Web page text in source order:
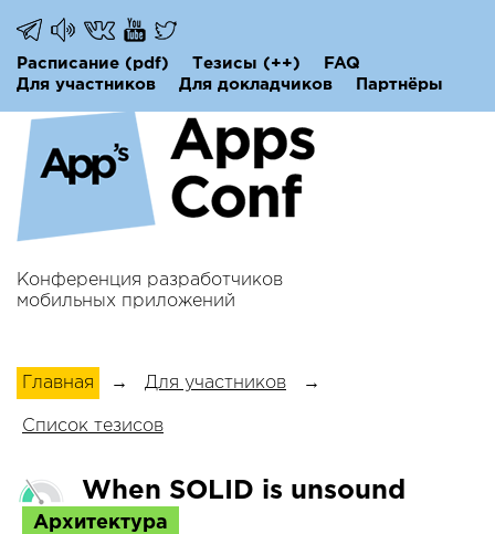
Расписание (pdf) Тезисы (++)
FAQ
Для участников
Для докладчиков Партнёры
Конференция разработчиков
мобильных приложений
Главная → Для участников →
Список тезисов
When SOLID is unsound
Архитектура